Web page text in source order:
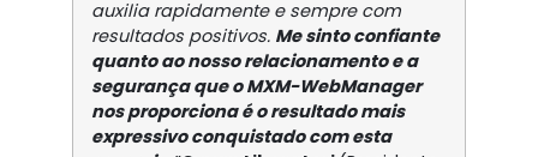
auxilia rapidamente e sempre com
resultados positivos. Me sinto confiante
quanto ao nosso relacionamento e a
segurança que o MXM-WebManager
nos proporciona é o resultado mais
expressivo conquistado com esta